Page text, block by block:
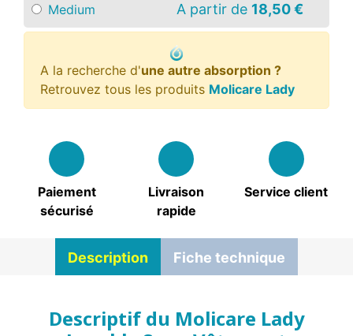
Medium A partir de 18,50 €
A la recherche d'une autre absorption ?
Retrouvez tous les produits Molicare Lady
Paiement
sécurisé
Livraison
rapide
Service client
Description Fiche technique
Descriptif du Molicare Lady